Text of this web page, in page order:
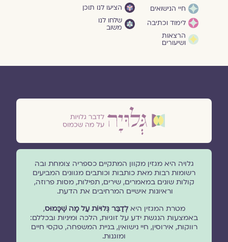
חיי הנישואים
לימוד וכתיבה
הרצאות
ושיעורים
הציעו לנו תוכן
שלחו לנו
משוב
גלויה היא מגזין מקוון המתקיים כספריה צומחת ובה
רשומות רבות מאת כותבות וכותבים מגוונים המביעים
קולות שונים במאמרים, שירים, תפילות, מסות פרוזה,
וראיונות אישיים המרחיבים את הדעת.
מטרת המגזין היאלְדַבֵּר גְּלוּיוֹת עַל מָה שֶׁכָּמוּס,
באמצעות הנגשת ידע על זוגיות, הלכה ומיניות ובכללם:
רווקות, אירוסין, חיי נישואין, בניית המשפחה, טקסי חיים
ומוגנוּת.